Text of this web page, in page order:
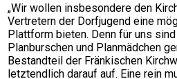
„Wir wollen insbesondere den
Vertretern der Dorfjugend eine
Plattform bieten. Denn für uns
Planburschen und Planmädchen
Bestandteil der Fränkischen
letztendlich darauf auf. Eine rein